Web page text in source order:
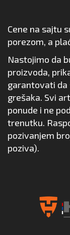
Cene na sajtu
porezom, a
Nastojimo da
proizvoda,
garantovati da
grešaka. Svi
ponude i ne
trenutku.
pozivanjem
poziva).